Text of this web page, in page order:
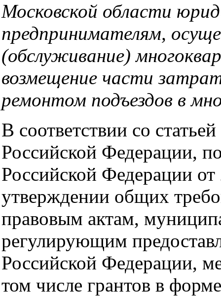
Московской области
предпринимателям,
(обслуживание)
возмещение части
ремонтом подъездов в
В соответствии со
Российской Федерации,
Российской Федерации
утверждении общих
правовым актам,
регулирующим
Российской Федерации,
том числе грантов в